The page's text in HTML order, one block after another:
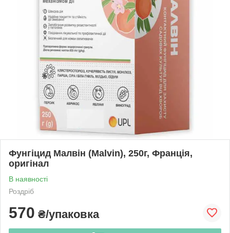
Фунгіцид Малвін (Malvin), 250г, Франція,
оригінал
В наявності
Роздріб
570 ₴/упаковка